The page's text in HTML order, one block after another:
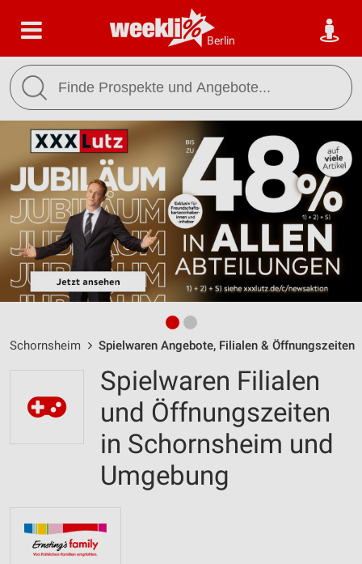
Berlin
Schornsheim Spielwaren Angebote, Filialen & Öffnungszeiten
Spielwaren Filialen
und Öffnungszeiten
in Schornsheim und
Umgebung